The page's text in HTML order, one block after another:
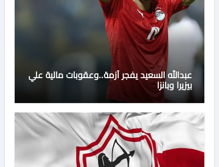
عبدالله السعيد يفجر أزمة..وعقوبات مالية علي
بيزيرا وبانزا